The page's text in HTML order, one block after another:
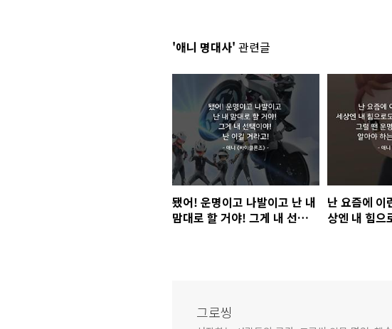
'애니 명대사' 관련글
됐어! 운명이고 나발이고 난 내
맘대로 할 거야! 그게 내 선택이
난 요즘에 이
상엔 내 힘으
그로씽